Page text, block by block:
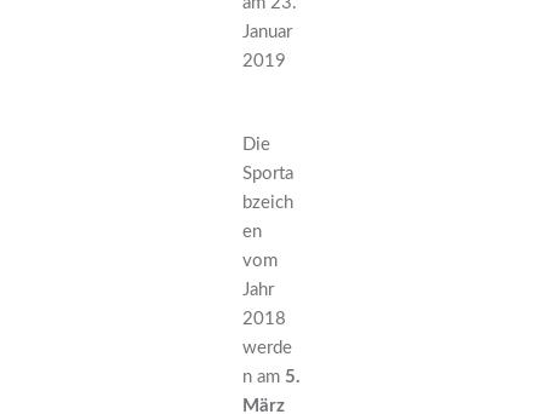
Januar
2019
Die
Sporta
bzeich
en
vom
Jahr
2018
werde
n am 5.
März